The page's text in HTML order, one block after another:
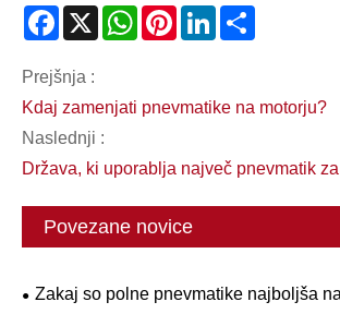
Facebook
X WhatsAppPinterestLinkedIn
Prejšnja :
Kdaj zamenjati pnevmatike na motorju?
Naslednji :
Država, ki uporablja največ pnevmatik
Povezane novice
Zakaj so polne pnevmatike najboljša